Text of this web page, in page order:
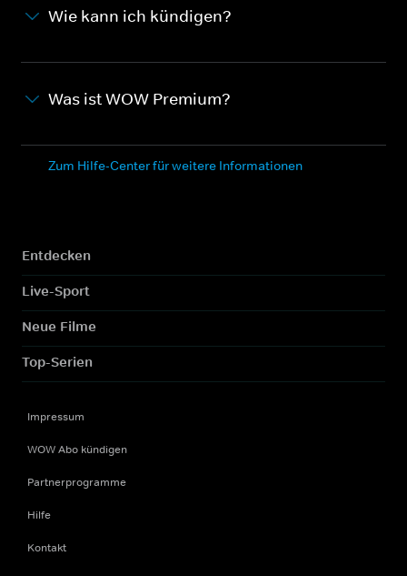
Wie kann ich kündigen?
Was ist WOW Premium?
Zum Hilfe-Center für weitere Informationen
Entdecken
Live-Sport
Neue Filme
Top-Serien
Impressum
WOW Abo kündigen
Partnerprogramme
Hilfe
Kontakt